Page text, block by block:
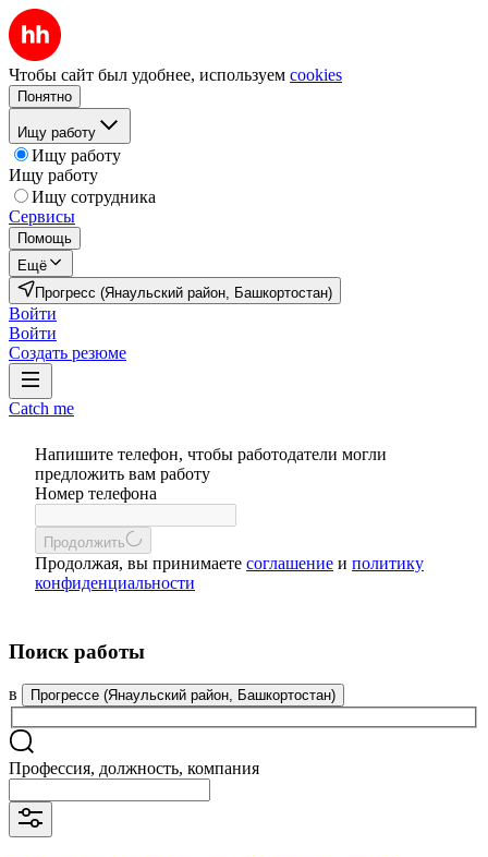
Чтобы сайт был удобнее, используем cookies
Понятно
Ищу работу
Ищу работу
Ищу работу
Ищу сотрудника
Сервисы
Помощь
Ещё
Прогресс (Янаульский район, Башкортостан)
Войти
Войти
Создать резюме
Catch me
Напишите телефон, чтобы работодатели могли
предложить вам работу
Номер телефона
Продолжить
Продолжая, вы принимаете соглашение и политику
конфиденциальности
Поиск работы
в Прогрессе (Янаульский район, Башкортостан)
Профессия, должность, компания